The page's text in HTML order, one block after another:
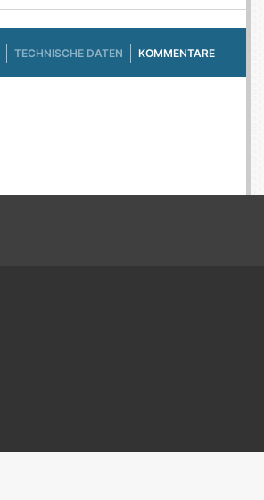
TECHNISCHE DATEN KOMMENTARE